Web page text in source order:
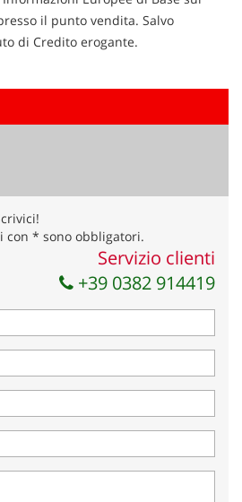
privacy*
dei miei dati per finalità di
tua richiesta
il punto vendita. Salvo
di Credito erogante.
con * sono obbligatori.
Servizio clienti
+39 0382 914419